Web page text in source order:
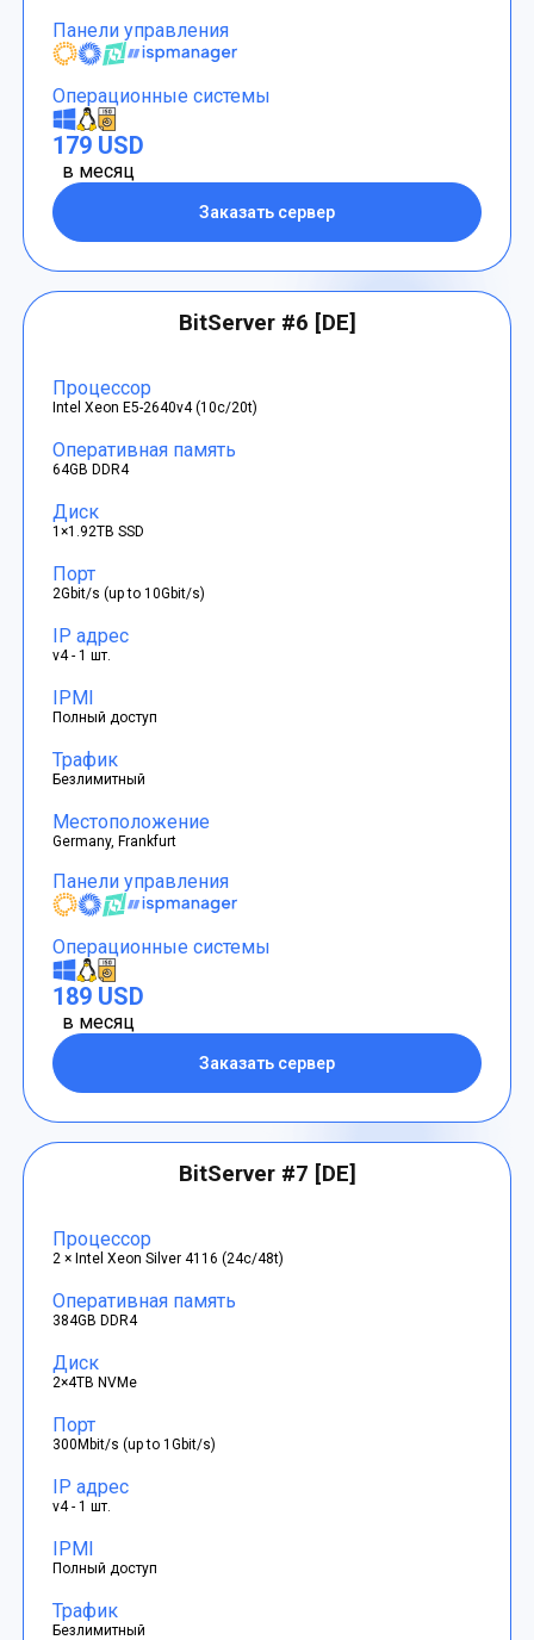
Панели управления
Операционные системы
179 USD
в месяц
Заказать сервер
BitServer #6 [DE]
Процессор
Intel Xeon E5-2640v4 (10c/20t)
Оперативная память
64GB DDR4
Диск
1×1.92TB SSD
Порт
2Gbit/s (up to 10Gbit/s)
IP адрес
v4 - 1 шт.
IPMI
Полный доступ
Трафик
Безлимитный
Местоположение
Germany, Frankfurt
Панели управления
Операционные системы
189 USD
в месяц
Заказать сервер
BitServer #7 [DE]
Процессор
2 × Intel Xeon Silver 4116 (24c/48t)
Оперативная память
384GB DDR4
Диск
2×4TB NVMe
Порт
300Mbit/s (up to 1Gbit/s)
IP адрес
v4 - 1 шт.
IPMI
Полный доступ
Трафик
Безлимитный